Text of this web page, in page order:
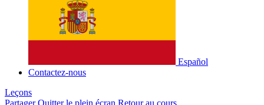
Español
Contactez-nous
Leçons
Partager Quitter le plein écran Retour au cours